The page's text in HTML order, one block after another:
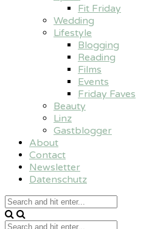
Fit Friday
Wedding
Lifestyle
Blogging
Reading
Films
Events
Friday Faves
Beauty
Linz
Gastblogger
About
Contact
Newsletter
Datenschutz